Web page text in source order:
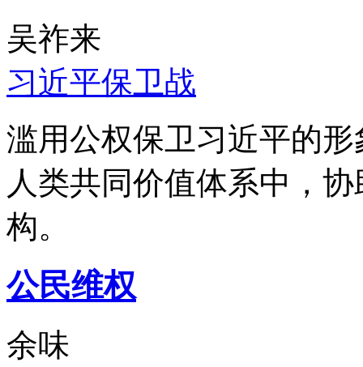
吴祚来
习近平保卫战
滥用公权保卫习近平的
人类共同价值体系中，
构。
公民维权
余味